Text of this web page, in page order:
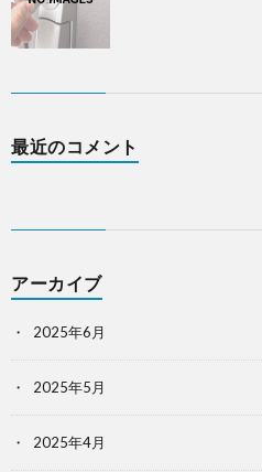
最近のコメント
アーカイブ
2025年6月
2025年5月
2025年4月